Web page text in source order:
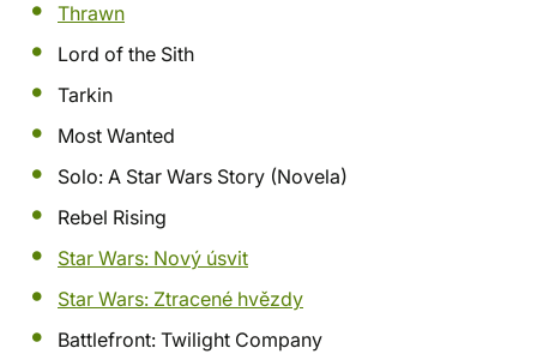
Thrawn
Lord of the Sith
Tarkin
Most Wanted
Solo: A Star Wars Story (Novela)
Rebel Rising
Star Wars: Nový úsvit
Star Wars: Ztracené hvězdy
Battlefront: Twilight Company